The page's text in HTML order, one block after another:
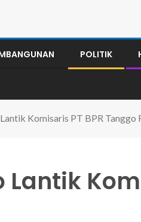
POLITIK
Komisaris PT BPR Tanggo